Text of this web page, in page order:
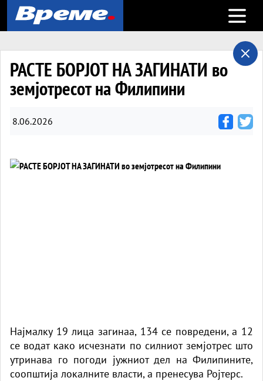
Open
РАСТЕ БОРЈОТ НА ЗАГИНАТИ во
земјотресот на Филипини
8.06.2026
Најмалку 19 лица загинаа, 134 се повредени, а 12
се водат како исчезнати по силниот земјотрес што
утринава го погоди јужниот дел на Филипините,
соопштија локалните власти, а пренесува Ројтерс.